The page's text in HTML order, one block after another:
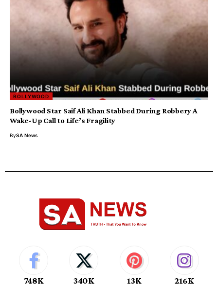
BOLLYWOOD
Bollywood Star Saif Ali Khan Stabbed During Robbery A
Wake-Up Call to Life’s Fragility
BySA News
748K
340K
13K
216K